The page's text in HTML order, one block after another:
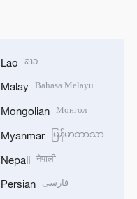
Lao ລາວ
Malay Bahasa Melayu
Mongolian Монгол
Myanmar မြန်မာဘာသာ
Nepali नेपाली
Persian فارسی